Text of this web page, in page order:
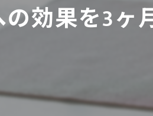
効果を3ヶ